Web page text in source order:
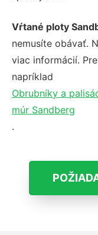
Vŕtané ploty
nemusíte obávať.
viac informácií.
napríklad
Obrubníky a
múr Sandberg
.